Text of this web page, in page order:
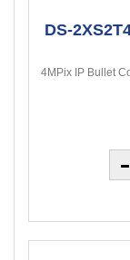
DS-
4MPix IP Bullet